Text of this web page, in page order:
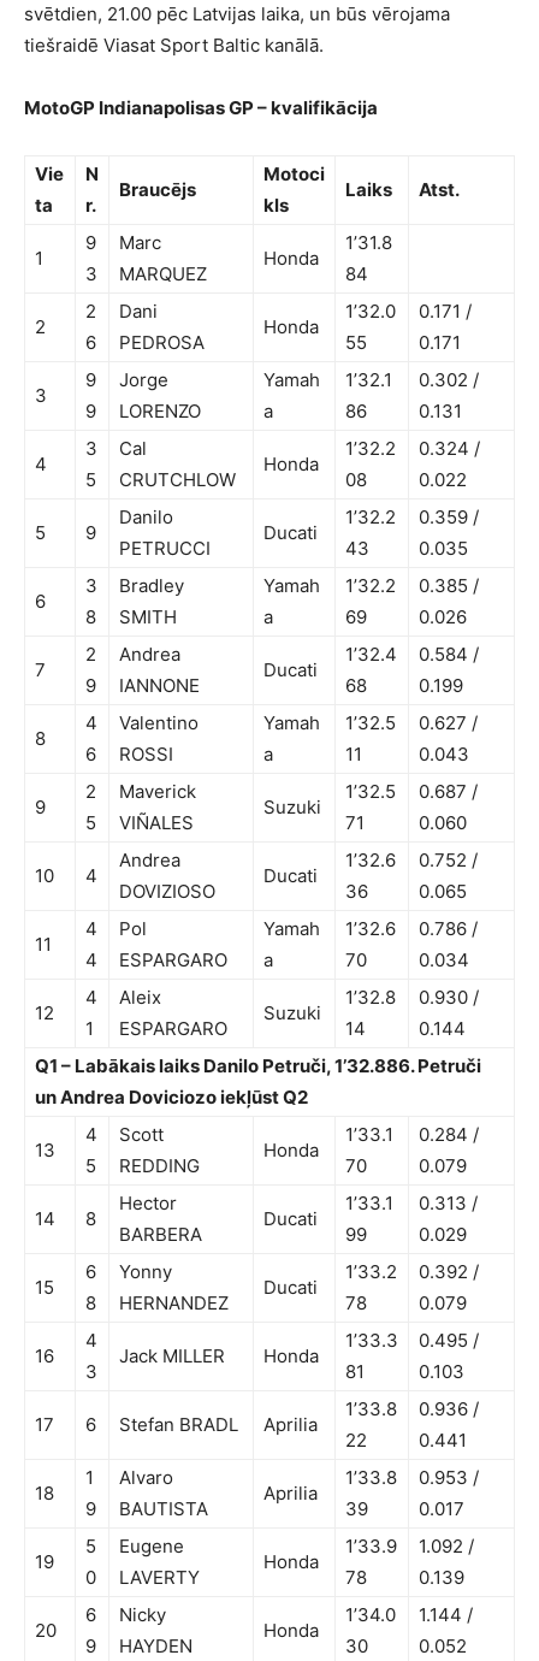
svētdien, 21.00 pēc Latvijas laika, un būs vērojama
tiešraidē Viasat Sport Baltic kanālā.
MotoGP Indianapolisas GP – kvalifikācija
Vie
ta
N
r.
Braucējs
Motoci
kls
Laiks Atst.
1
9
3
Marc
MARQUEZ
Honda
1’31.8
84
2
2
6
Dani
PEDROSA
Honda
1’32.0
55
0.171 /
0.171
3
9
9
Jorge
LORENZO
Yamah
a
1’32.1
86
0.302 /
0.131
4
3
5
Cal
CRUTCHLOW
Honda
1’32.2
08
0.324 /
0.022
5 9
Danilo
PETRUCCI
Ducati
1’32.2
43
0.359 /
0.035
6
3
8
Bradley
SMITH
Yamah
a
1’32.2
69
0.385 /
0.026
7
2
9
Andrea
IANNONE
Ducati
1’32.4
68
0.584 /
0.199
8
4
6
Valentino
ROSSI
Yamah
a
1’32.5
11
0.627 /
0.043
9
2
5
Maverick
VIÑALES
Suzuki
1’32.5
71
0.687 /
0.060
10 4
Andrea
DOVIZIOSO
Ducati
1’32.6
36
0.752 /
0.065
11
4
4
Pol
ESPARGARO
Yamah
a
1’32.6
70
0.786 /
0.034
12
4
1
Aleix
ESPARGARO
Suzuki
1’32.8
14
0.930 /
0.144
Q1 – Labākais laiks Danilo Petruči, 1’32.886. Petruči
un Andrea Doviciozo iekļūst Q2
13
4
5
Scott
REDDING
Honda
1’33.1
70
0.284 /
0.079
14 8
Hector
BARBERA
Ducati
1’33.1
99
0.313 /
0.029
15
6
8
Yonny
HERNANDEZ
Ducati
1’33.2
78
0.392 /
0.079
16
4
3
Jack MILLER Honda
1’33.3
81
0.495 /
0.103
17 6 Stefan BRADL Aprilia
1’33.8
22
0.936 /
0.441
18
1
9
Alvaro
BAUTISTA
Aprilia
1’33.8
39
0.953 /
0.017
19
5
0
Eugene
LAVERTY
Honda
1’33.9
78
1.092 /
0.139
20
6
9
Nicky
HAYDEN
Honda
1’34.0
30
1.144 /
0.052